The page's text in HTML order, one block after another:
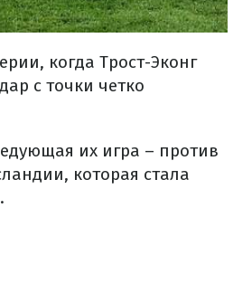
когда Трост-Эконг
с точки четко
их игра – против
которая стала